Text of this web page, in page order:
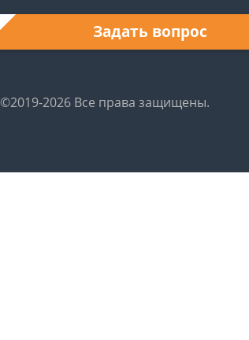
Задать вопрос
©2019-2026 Все права защищены.